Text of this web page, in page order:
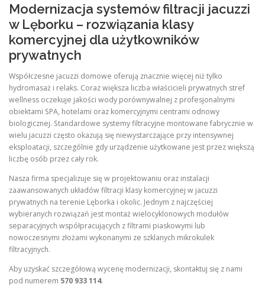
Modernizacja systemów filtracji jacuzzi
w Lęborku – rozwiązania klasy
komercyjnej dla użytkowników
prywatnych
Współczesne jacuzzi domowe oferują znacznie więcej niż tylko
hydromasaż i relaks. Coraz większa liczba właścicieli prywatnych stref
wellness oczekuje jakości wody porównywalnej z profesjonalnymi
obiektami SPA, hotelami oraz komercyjnymi centrami odnowy
biologicznej. Standardowe systemy filtracyjne montowane fabrycznie w
wielu jacuzzi często okazują się niewystarczające przy intensywnej
eksploatacji, szczególnie gdy urządzenie użytkowane jest przez większą
liczbę osób przez cały rok.
Nasza firma specjalizuje się w projektowaniu oraz instalacji
zaawansowanych układów filtracji klasy komercyjnej w jacuzzi
prywatnych na terenie Lęborka i okolic. Jednym z najczęściej
wybieranych rozwiązań jest montaż wielocyklonowych modułów
separacyjnych współpracujących z filtrami piaskowymi lub
nowoczesnymi złożami wykonanymi ze szklanych mikrokulek
filtracyjnych.
Aby uzyskać szczegółową wycenę modernizacji, skontaktuj się z nami
pod numerem 570 933 114.